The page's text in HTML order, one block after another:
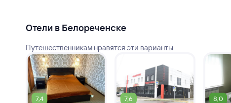
Отели в Белореченске
Путешественникам нравятся эти варианты
7,4 7,6 8,0